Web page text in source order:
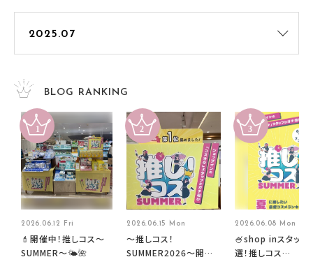
BLOG RANKING
2026.06.12 Fri
💄開催中！推しコス〜
SUMMER〜🌤️🌺
2026.06.15 Mon
～推しコス！
SUMMER2026～開催
2026.06.08 Mon
🍧shop inスタッフ
選！推しコス